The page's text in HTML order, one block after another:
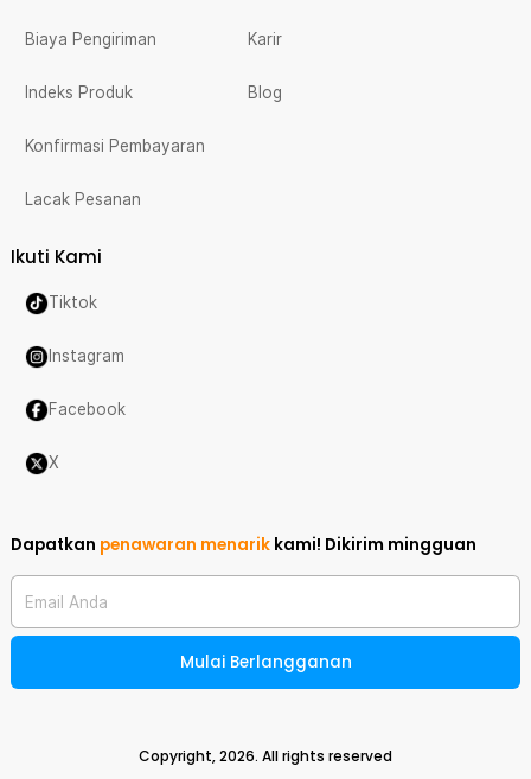
Biaya Pengiriman
Indeks Produk
Konfirmasi Pembayaran
Lacak Pesanan
Karir
Blog
Ikuti Kami
Tiktok
Instagram
Facebook
X
Dapatkan penawaran menarik kami! Dikirim mingguan
Email Anda
Mulai Berlangganan
Copyright,2026. All rights reserved